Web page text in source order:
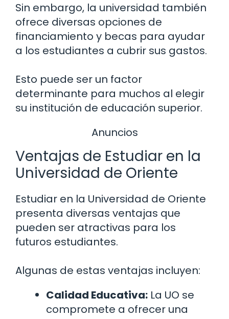
Sin embargo, la universidad también
ofrece diversas opciones de
financiamiento y becas para ayudar
a los estudiantes a cubrir sus gastos.
Esto puede ser un factor
determinante para muchos al elegir
su institución de educación superior.
Anuncios
Ventajas de Estudiar en la
Universidad de Oriente
Estudiar en la Universidad de Oriente
presenta diversas ventajas que
pueden ser atractivas para los
futuros estudiantes.
Algunas de estas ventajas incluyen:
Calidad Educativa: La UO se
compromete a ofrecer una